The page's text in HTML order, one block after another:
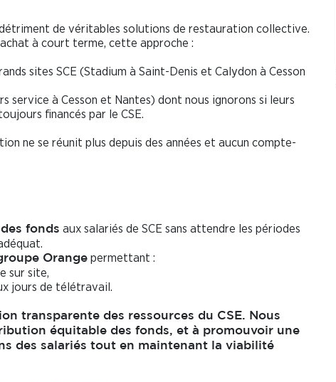
de véritables solutions de restauration collective.
à court terme, cette approche :
sites SCE (Stadium à Saint-Denis et Calydon à Cesson
service à Cesson et Nantes) dont nous ignorons si leurs
financés par le CSE.
ne se réunit plus depuis des années et aucun compte-
fonds aux salariés de SCE sans attendre les périodes
Orange permettant :
sur site,
jours de télétravail.
transparente des ressources du CSE. Nous
équitable des fonds, et à promouvoir une
des salariés tout en maintenant la viabilité